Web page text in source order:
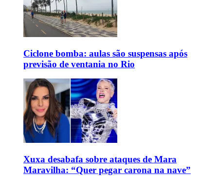
Ciclone bomba: aulas são suspensas após
previsão de ventania no Rio
Xuxa desabafa sobre ataques de Mara
Maravilha: “Quer pegar carona na nave”